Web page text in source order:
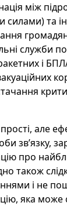
між
силами) та
служби
і
але
зв’язку,
про
також
і не
яка може